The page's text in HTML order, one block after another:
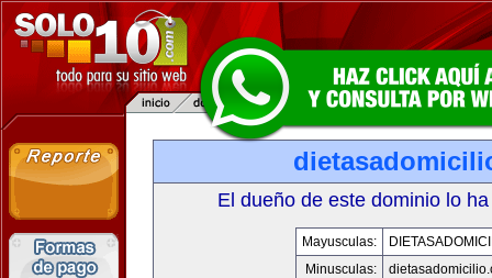
El dueño de este dominio lo
Mayusculas:
Minusculas: